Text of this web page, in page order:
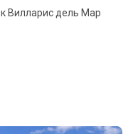
Вилларис дель Мар